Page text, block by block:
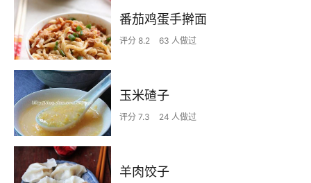
番茄鸡蛋手擀面
评分 8.2 63 人做过
玉米碴子
评分 7.3 24 人做过
羊肉饺子